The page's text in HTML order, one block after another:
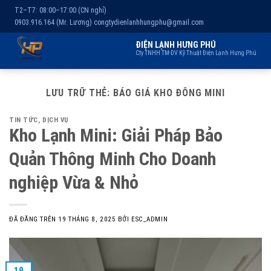
T2–T7: 08:00–17:00 (CN nghỉ)
0903.916.164 (Mr. Lương) congtydienlanhhungphu@gmail.com
ĐIỆN LẠNH HƯNG PHÚ
Cty TNHH TM-DV Kỹ Thuật Điện Lạnh Hưng Phú
dung
LƯU TRỮ THẺ: BÁO GIÁ KHO ĐÔNG MINI
TIN TỨC, DỊCH VỤ
Kho Lạnh Mini: Giải Pháp Bảo
Quản Thông Minh Cho Doanh
nghiệp Vừa & Nhỏ
ĐÃ ĐĂNG TRÊN 19 THÁNG 8, 2025 BỞI ESC_ADMIN